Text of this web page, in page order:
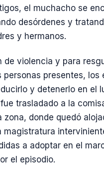
el muchacho se
desórdenes y
y hermanos.
de violencia y para
personas presentes, los
y detenerlo en el
trasladado a la
zona, donde quedó
magistratura
a adoptar en el
el episodio.